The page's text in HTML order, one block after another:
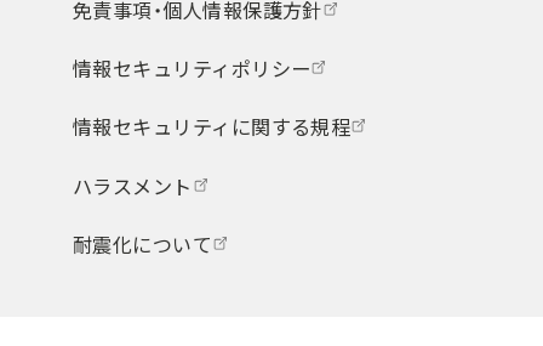
免責事項・個人情報保護方針
情報セキュリティポリシー
情報セキュリティに関する規程
ハラスメント
耐震化について